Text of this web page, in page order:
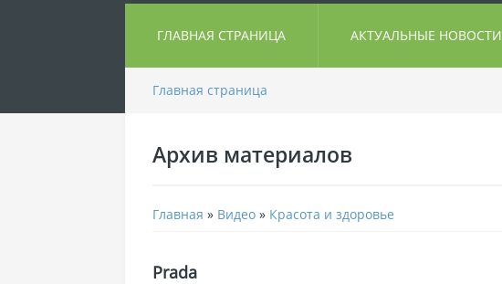
ГЛАВНАЯ СТРАНИЦА АКТУАЛЬНЫЕ НОВОСТИ
Главная страница
Архив материалов
Главная » Видео » Красота и здоровье
Prada